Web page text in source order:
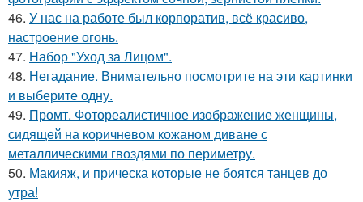
46. У нас на работе был корпоратив, всё красиво,
настроение огонь.
47. Набор "Уход за Лицом".
48. Негадание. Внимательно посмотрите на эти картинки
и выберите одну.
49. Промт. Фотореалистичное изображение женщины,
сидящей на коричневом кожаном диване с
металлическими гвоздями по периметру.
50. Макияж, и прическа которые не боятся танцев до
утра!